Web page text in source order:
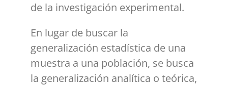
de la investigación experimental.
En lugar de buscar la
generalización estadística de una
muestra a una población, se busca
la generalización analítica o teórica,